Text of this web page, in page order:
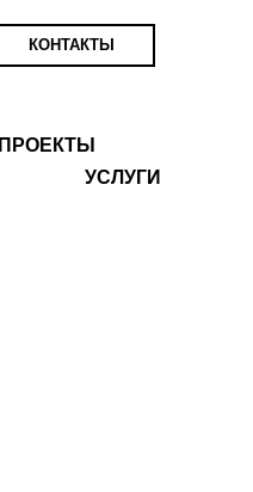
ПРОЕКТЫ
КОНТАКТЫ
УСЛУГИ